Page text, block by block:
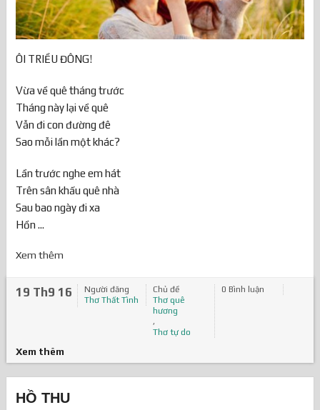
ÔI TRIỀU ĐÔNG!
Vừa về quê tháng trước
Tháng này lại về quê
Vẫn đi con đường đê
Sao mỗi lần một khác?
Lần trước nghe em hát
Trên sân khấu quê nhà
Sau bao ngày đi xa
Hồn ...
Xem thêm
19 Th9 16
Người đăng
Thơ Thất Tình
Chủ đề
Thơ quê
hương
,
Thơ tự do
0 Bình luận
Xem thêm
HỒ THU